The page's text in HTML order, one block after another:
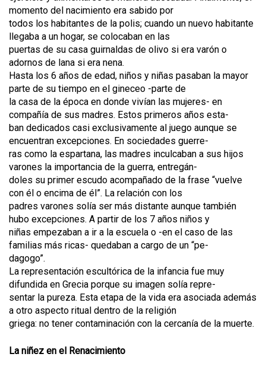
momento del nacimiento era sabido por
todos los habitantes de la polis; cuando un nuevo habitante
llegaba a un hogar, se colocaban en las
puertas de su casa guirnaldas de olivo si era varón o
adornos de lana si era nena.
Hasta los 6 años de edad, niños y niñas pasaban la mayor
parte de su tiempo en el gineceo -parte de
la casa de la época en donde vivían las mujeres- en
compañía de sus madres. Estos primeros años esta-
ban dedicados casi exclusivamente al juego aunque se
encuentran excepciones. En sociedades guerre-
ras como la espartana, las madres inculcaban a sus hijos
varones la importancia de la guerra, entregán-
doles su primer escudo acompañado de la frase “vuelve
con él o encima de él”. La relación con los
padres varones solía ser más distante aunque también
hubo excepciones. A partir de los 7 años niños y
niñas empezaban a ir a la escuela o -en el caso de las
familias más ricas- quedaban a cargo de un “pe-
dagogo”.
La representación escultórica de la infancia fue muy
difundida en Grecia porque su imagen solía repre-
sentar la pureza. Esta etapa de la vida era asociada además
a otro aspecto ritual dentro de la religión
griega: no tener contaminación con la cercanía de la muerte.
La niñez en el Renacimiento